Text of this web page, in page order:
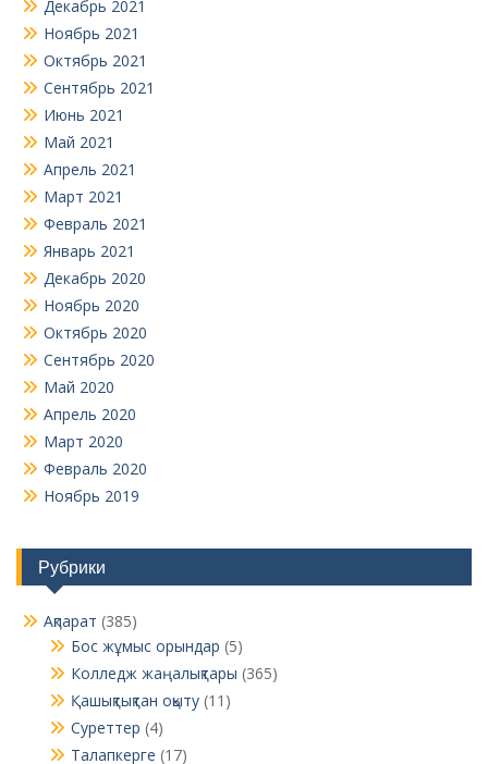
Декабрь 2021
Ноябрь 2021
Октябрь 2021
Сентябрь 2021
Июнь 2021
Май 2021
Апрель 2021
Март 2021
Февраль 2021
Январь 2021
Декабрь 2020
Ноябрь 2020
Октябрь 2020
Сентябрь 2020
Май 2020
Апрель 2020
Март 2020
Февраль 2020
Ноябрь 2019
Рубрики
Ақпарат (385)
Бос жұмыс орындар (5)
Колледж жаңалықтары (365)
Қашықтықтан оқыту (11)
Суреттер (4)
Талапкерге (17)